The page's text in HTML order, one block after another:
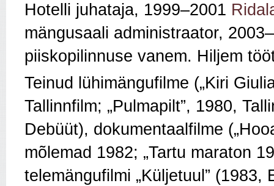
Hotelli juhataja, 1999–2001
mängusaali administraator,
piiskopilinnuse vanem. Hiljem
Teinud lühimängufilme („Kiri
Tallinnfilm; „Pulmapilt”, 1980,
Debüüt), dokumentaalfilme
mõlemad 1982; „Tartu maraton
telemängufilmi „Küljetuul” (1983,